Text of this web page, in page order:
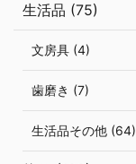
生活品 (75)
文房具 (4)
歯磨き (7)
生活品その他 (64)